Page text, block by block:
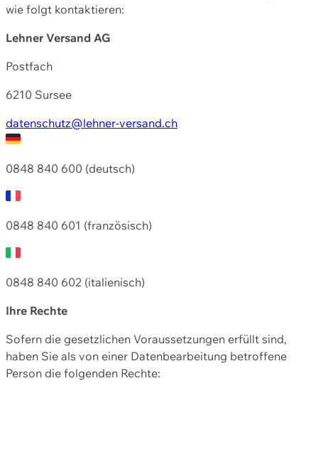
wie folgt kontaktieren:
Lehner Versand AG
Postfach
6210 Sursee
datenschutz@lehner-versand.ch
0848 840 600 (deutsch)
0848 840 601 (französisch)
0848 840 602 (italienisch)
Ihre Rechte
Sofern die gesetzlichen Voraussetzungen erfüllt sind,
haben Sie als von einer Datenbearbeitung betroffene
Person die folgenden Rechte: